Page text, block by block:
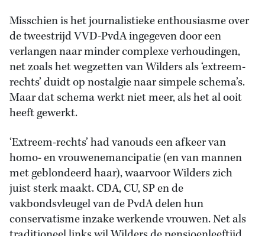
Misschien is het journalistieke enthousiasme over
de tweestrijd VVD-PvdA ingegeven door een
verlangen naar minder complexe verhoudingen,
net zoals het wegzetten van Wilders als ‘extreem-
rechts’ duidt op nostalgie naar simpele schema’s.
Maar dat schema werkt niet meer, als het al ooit
heeft gewerkt.
‘Extreem-rechts’ had vanouds een afkeer van
homo- en vrouwenemancipatie (en van mannen
met geblondeerd haar), waarvoor Wilders zich
juist sterk maakt. CDA, CU, SP en de
vakbondsvleugel van de PvdA delen hun
conservatisme inzake werkende vrouwen. Net als